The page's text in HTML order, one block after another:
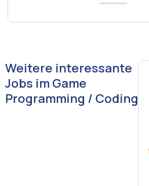
Weitere interessante
Jobs im Game
Programming / Coding